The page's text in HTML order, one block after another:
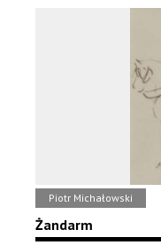
Piotr Michałowski
Żandarm